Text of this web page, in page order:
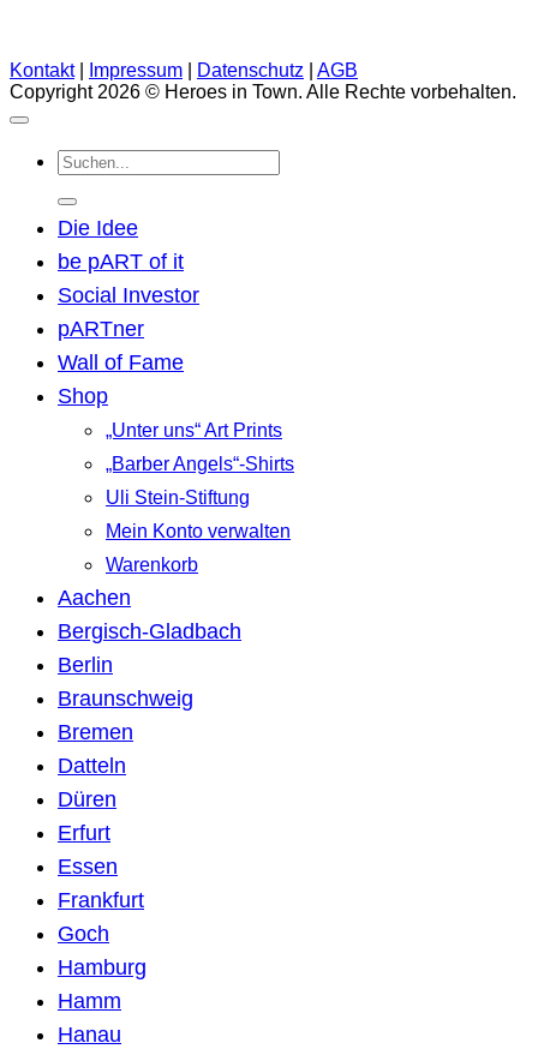
Kontakt| Impressum Datenschutz
AGB
Copyright 2026 © Heroes in Town. Alle Rechte vorbehalten.
Suchen
nach:
Die Idee
be pART of it
Social Investor
pARTner
Wall of Fame
Shop
„Unter uns“ Art Prints
„Barber Angels“-Shirts
Uli Stein-Stiftung
Mein Konto verwalten
Warenkorb
Aachen
Bergisch-Gladbach
Berlin
Braunschweig
Bremen
Datteln
Düren
Erfurt
Essen
Frankfurt
Goch
Hamburg
Hamm
Hanau